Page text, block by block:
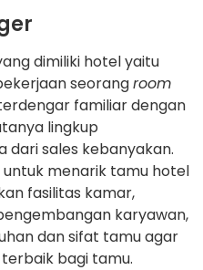
dimiliki hotel yaitu
seorangroom
familiar dengan
lingkup
dari sales kebanyakan.
untuk menarik tamu hotel
fasilitas kamar,
karyawan,
dan sifat tamu agar
bagi tamu.